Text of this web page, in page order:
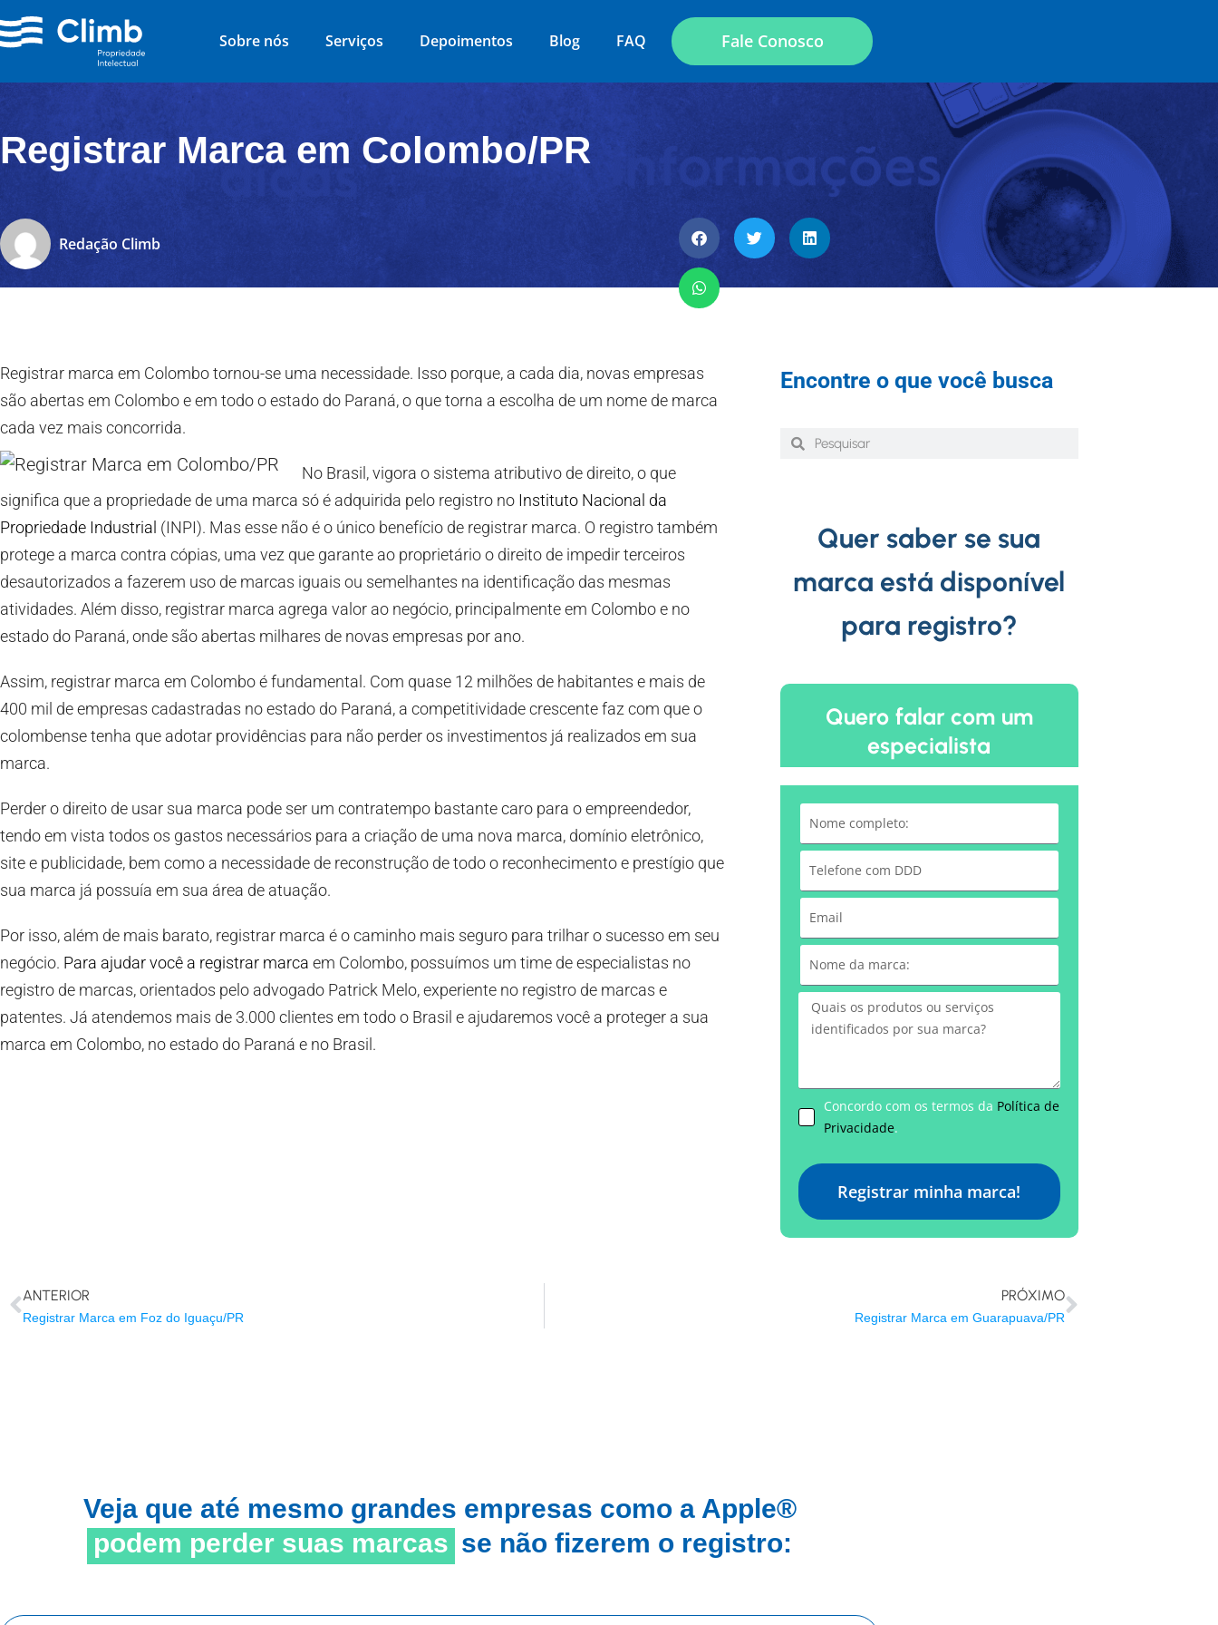
Sobre nós Serviços Depoimentos Blog FAQ Fale Conosco
Registrar Marca em Colombo/PR
Redação Climb
Registrar marca em Colombo tornou-se uma necessidade. Isso porque, a cada dia, novas empresas
são abertas em Colombo e em todo o estado do Paraná, o que torna a escolha de um nome de marca
cada vez mais concorrida.
No Brasil, vigora o sistema atributivo de direito, o que
significa que a propriedade de uma marca só é adquirida pelo registro no Instituto Nacional da
Propriedade Industrial (INPI). Mas esse não é o único benefício de registrar marca. O registro também
protege a marca contra cópias, uma vez que garante ao proprietário o direito de impedir terceiros
desautorizados a fazerem uso de marcas iguais ou semelhantes na identificação das mesmas
atividades. Além disso, registrar marca agrega valor ao negócio, principalmente em Colombo e no
estado do Paraná, onde são abertas milhares de novas empresas por ano.
Assim, registrar marca em Colombo é fundamental. Com quase 12 milhões de habitantes e mais de
400 mil de empresas cadastradas no estado do Paraná, a competitividade crescente faz com que o
colombense tenha que adotar providências para não perder os investimentos já realizados em sua
marca.
Perder o direito de usar sua marca pode ser um contratempo bastante caro para o empreendedor,
tendo em vista todos os gastos necessários para a criação de uma nova marca, domínio eletrônico,
site e publicidade, bem como a necessidade de reconstrução de todo o reconhecimento e prestígio que
sua marca já possuía em sua área de atuação.
Por isso, além de mais barato, registrar marca é o caminho mais seguro para trilhar o sucesso em seu
negócio. Para ajudar você a registrar marca em Colombo, possuímos um time de especialistas no
registro de marcas, orientados pelo advogado Patrick Melo, experiente no registro de marcas e
patentes. Já atendemos mais de 3.000 clientes em todo o Brasil e ajudaremos você a proteger a sua
marca em Colombo, no estado do Paraná e no Brasil.
Encontre o que você busca
Quer saber se sua
marca está disponível
para registro?
Quero falar com um
especialista
Concordo com os termos da Política de
Privacidade.
Registrar minha marca!
ANTERIOR
Registrar Marca em Foz do Iguaçu/PR
PRÓXIMO
Registrar Marca em Guarapuava/PR
Veja que até mesmo grandes empresas como a Apple®
podem perder suas marcas se não fizerem o registro: